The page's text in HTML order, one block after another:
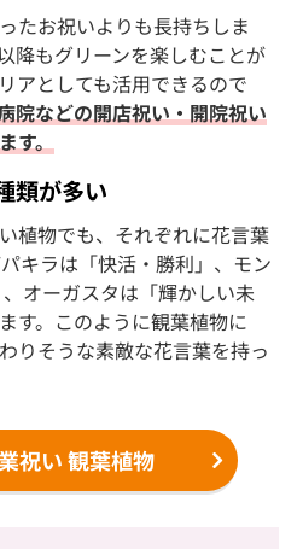
たお祝いよりも長持ちしま
降もグリーンを楽しむことが
アとしても活用できるので
院などの開店祝い・開院祝い
す。
類が多い
植物でも、それぞれに花言葉
キラは「快活・勝利」、モン
オーガスタは「輝かしい未
す。このように観葉植物に
りそうな素敵な花言葉を持っ
祝い 観葉植物